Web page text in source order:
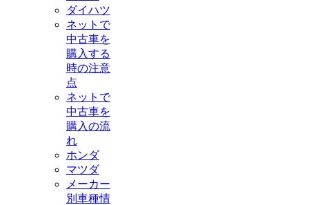
ダイハツ
ネットで
中古車を
購入する
時の注意
点
ネットで
中古車を
購入の流
れ
ホンダ
マツダ
メーカー
別車種情